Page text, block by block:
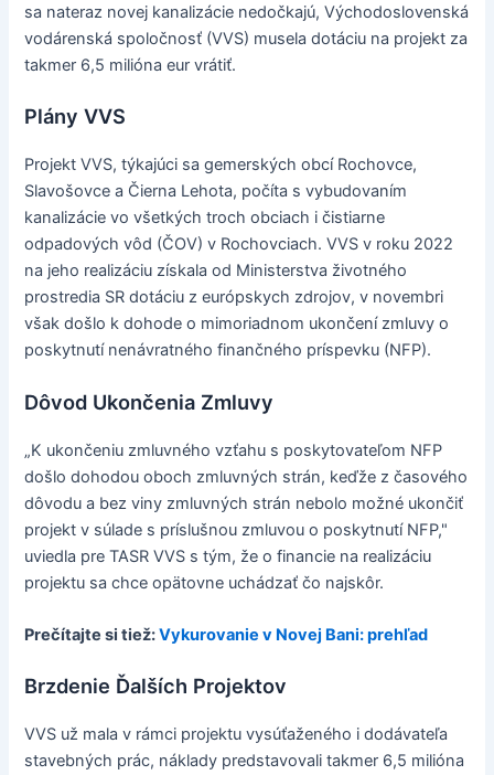
sa nateraz novej kanalizácie nedočkajú, Východoslovenská
vodárenská spoločnosť (VVS) musela dotáciu na projekt za
takmer 6,5 milióna eur vrátiť.
Plány VVS
Projekt VVS, týkajúci sa gemerských obcí Rochovce,
Slavošovce a Čierna Lehota, počíta s vybudovaním
kanalizácie vo všetkých troch obciach i čistiarne
odpadových vôd (ČOV) v Rochovciach. VVS v roku 2022
na jeho realizáciu získala od Ministerstva životného
prostredia SR dotáciu z európskych zdrojov, v novembri
však došlo k dohode o mimoriadnom ukončení zmluvy o
poskytnutí nenávratného finančného príspevku (NFP).
Dôvod Ukončenia Zmluvy
„K ukončeniu zmluvného vzťahu s poskytovateľom NFP
došlo dohodou oboch zmluvných strán, keďže z časového
dôvodu a bez viny zmluvných strán nebolo možné ukončiť
projekt v súlade s príslušnou zmluvou o poskytnutí NFP,"
uviedla pre TASR VVS s tým, že o financie na realizáciu
projektu sa chce opätovne uchádzať čo najskôr.
Prečítajte si tiež:Vykurovanie v Novej Bani: prehľad
Brzdenie Ďalších Projektov
VVS už mala v rámci projektu vysúťaženého i dodávateľa
stavebných prác, náklady predstavovali takmer 6,5 milióna